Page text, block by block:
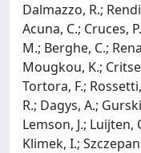
Dalmazzo, R.;
Acuna, C.; Cruces,
M.; Berghe, C.;
Mougkou, K.;
Tortora, F.;
R.; Dagys, A.;
Lemson, J.; Luijten,
Klimek, I.;